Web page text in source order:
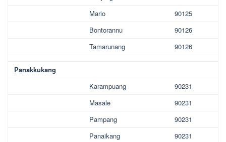
Mario
90125
Bontorannu
90126
Tamarunang
90126
Panakkukang
Karampuang
90231
Masale
90231
Pampang
90231
Panaikang
90231